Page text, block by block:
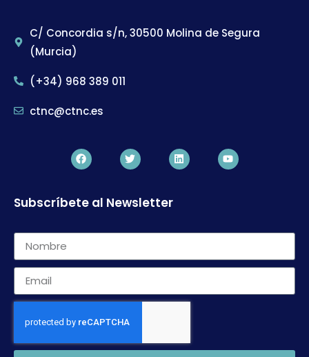
C/ Concordia s/n, 30500 Molina de Segura
(Murcia)
(+34) 968 389 011
ctnc@ctnc.es
Subscríbete al Newsletter